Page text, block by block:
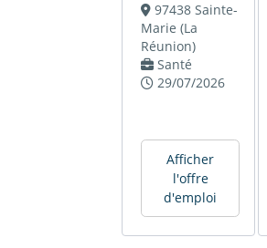
97438 Sainte-
Marie (La
Réunion)
Santé
29/07/2026
Afficher
l'offre
d'emploi